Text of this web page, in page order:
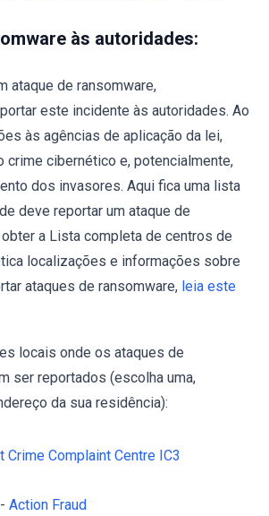
às autoridades:
ataque de ransomware,
este incidente às autoridades. Ao
às agências de aplicação da lei,
crime cibernético e, potencialmente,
dos invasores. Aqui fica uma lista
deve reportar um ataque de
a Lista completa de centros de
localizações e informações sobre
ataques de ransomware, leia este
locais onde os ataques de
ser reportados (escolha uma,
da sua residência):
Crime Complaint Centre IC3
- Action Fraud